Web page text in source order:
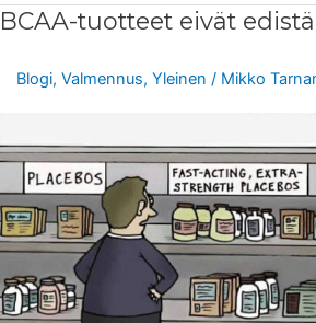
BCAA-tuotteet eivät
Blogi, Valmennus, Yleinen / Mikko
BCAA-
tuotteet
lihaskasvua